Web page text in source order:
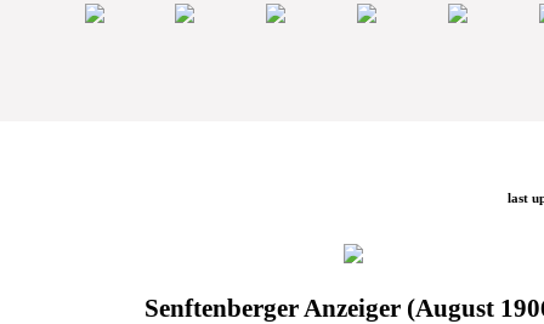
last
Senftenberger Anzeiger (August